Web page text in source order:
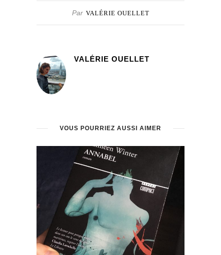
Par VALÉRIE OUELLET
VALÉRIE OUELLET
VOUS POURRIEZ AUSSI AIMER